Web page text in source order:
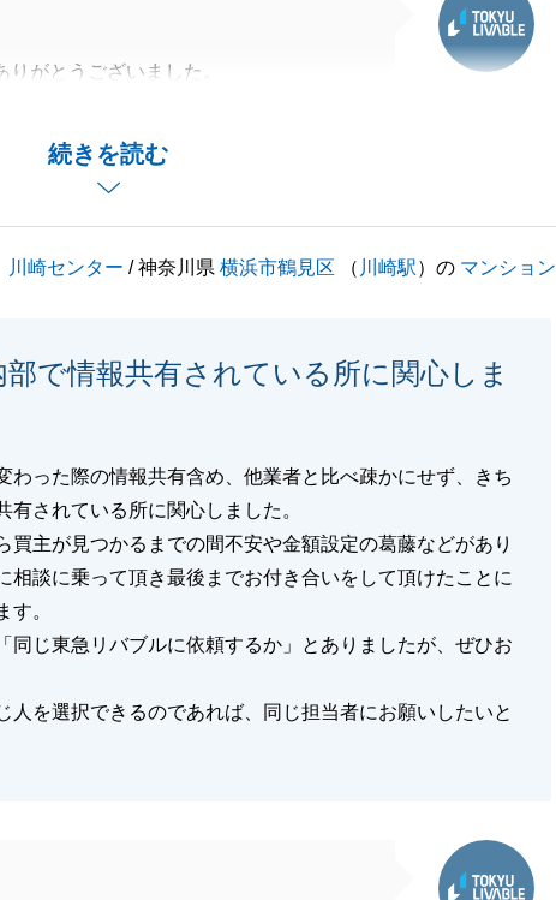
続きを読む
がとうございました。
至りました。
したら、お気軽にお申し付けください。
川崎センター / 神奈川県横浜市鶴見区 （ 川崎駅）の マンション
で情報共有されている所に関心しま
わった際の情報共有含め、他業者と比べ疎かにせず、きち
有されている所に関心しました。
買主が見つかるまでの間不安や金額設定の葛藤などがあり
相談に乗って頂き最後までお付き合いをして頂けたことに
す。
同じ東急リバブルに依頼するか」とありましたが、ぜひお
人を選択できるのであれば、同じ担当者にお願いしたいと